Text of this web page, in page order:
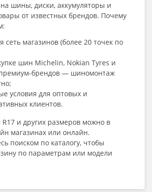
шины, диски, аккумуляторы и
от известных брендов. Почему
сеть магазинов (более 20 точек по
шин Michelin, Nokian Tyres и
брендов — шиномонтаж
условия для оптовых и
клиентов.
и других размеров можно в
магазинах или онлайн.
поиском по каталогу, чтобы
по параметрам или модели